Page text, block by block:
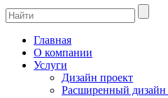
Главная
О компании
Услуги
Дизайн проект
Расширенный дизайн